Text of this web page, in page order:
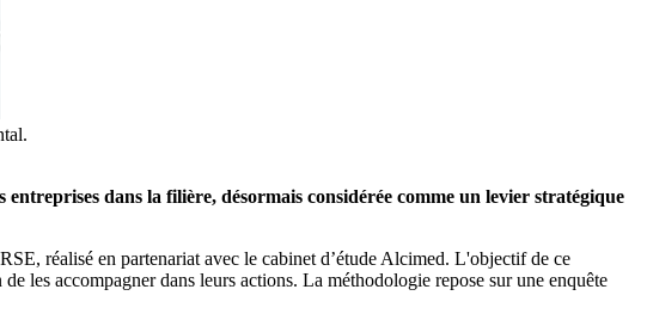
dans la filière, désormais considérée comme un levier stratégique
réalisé en partenariat avec le cabinet d’étude Alcimed. L'objectif de ce
les accompagner dans leurs actions. La méthodologie repose sur une enquête